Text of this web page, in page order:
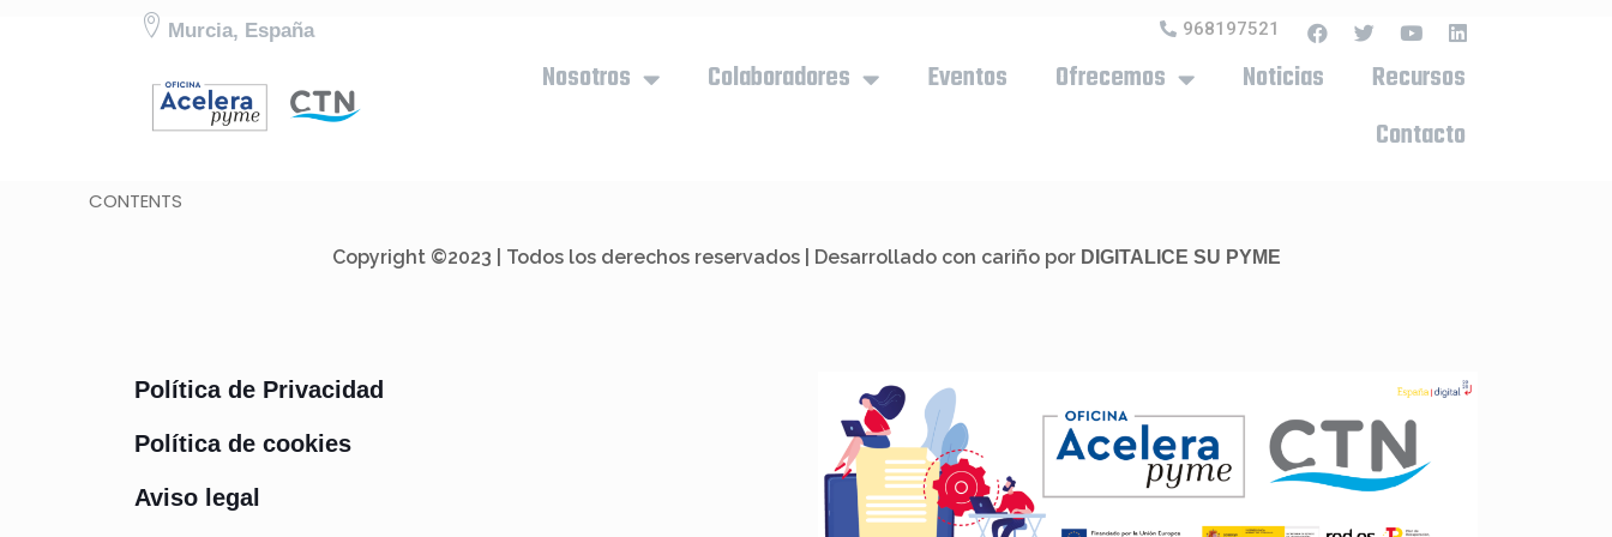
Murcia, España 968197521
Nosotros Colaboradores Eventos Ofrecemos Noticias
Recursos
Contacto
CONTENTS
Copyright ©2023 | Todos los derechos reservados | Desarrollado con cariño por DIGITALICE SU PYME
Política de Privacidad
Política de cookies
Aviso legal